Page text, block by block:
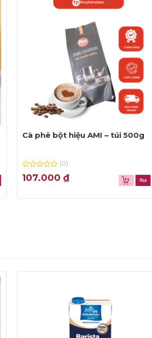
Cà phê bột hiệu AMI – túi 500g
0
out
5
(0)
107.000₫